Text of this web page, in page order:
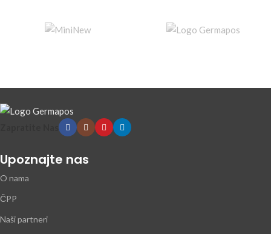
Upoznajte nas
O nama
ČPP
Naši partneri